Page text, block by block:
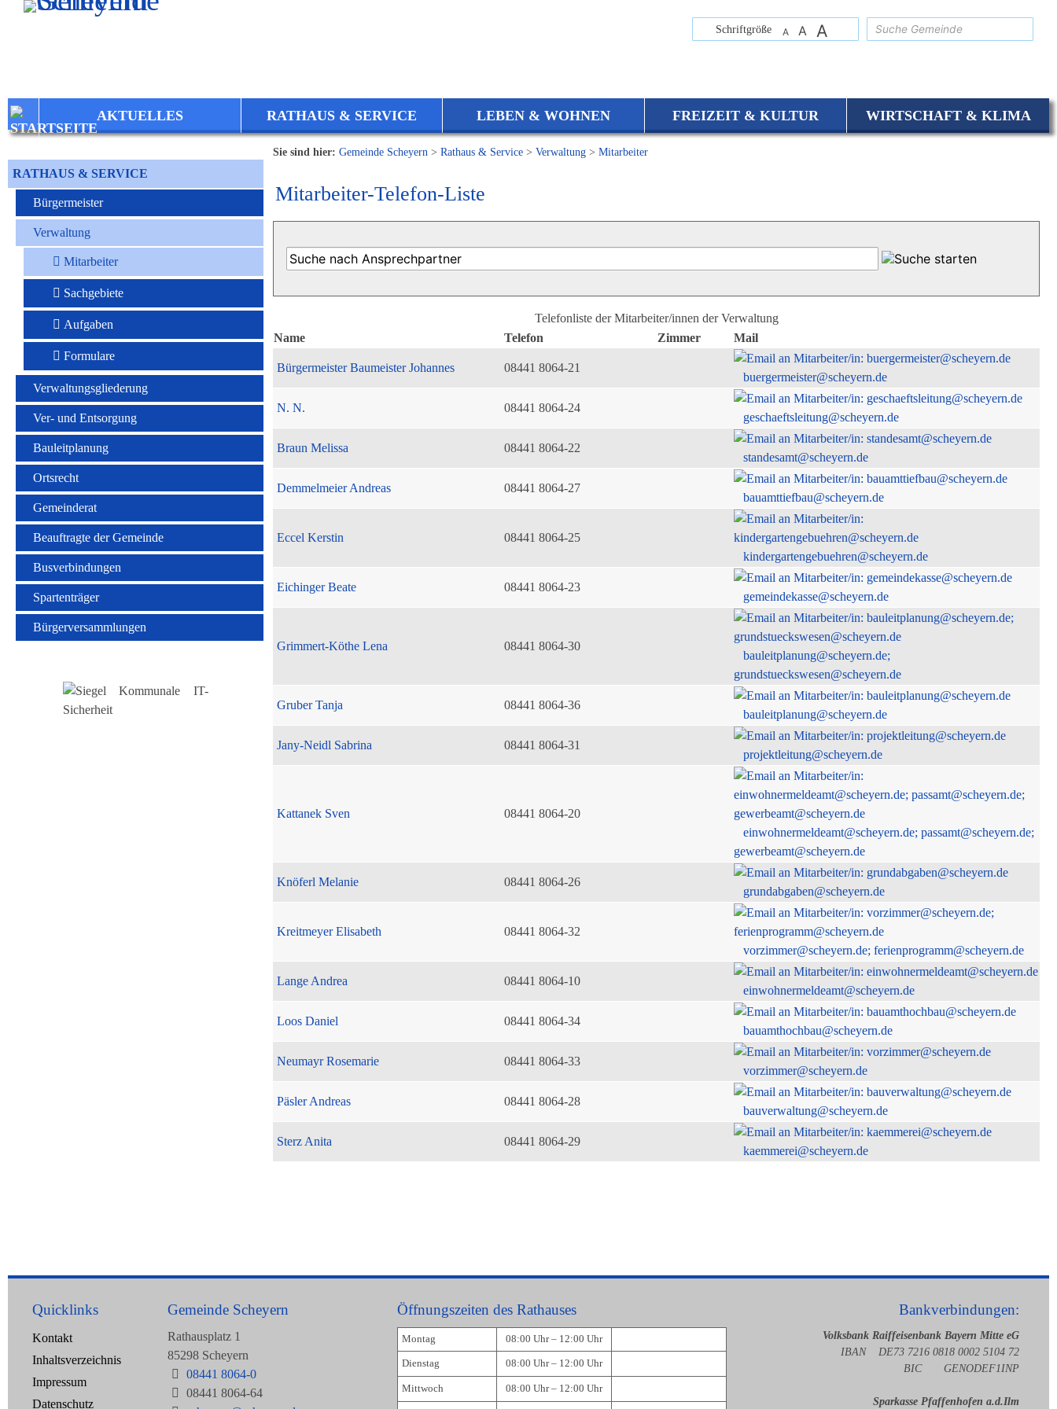
Zum Inhalt,zur Navigationoder
Schriftgröße A A A
AKTUELLES RATHAUS & SERVICE LEBEN & WOHNEN FREIZEIT & KULTUR WIRTSCHAFT & KLIMA
RATHAUS & SERVICE
Bürgermeister
Verwaltung
Mitarbeiter
Sachgebiete
Aufgaben
Formulare
Verwaltungsgliederung
Ver- und Entsorgung
Bauleitplanung
Ortsrecht
Gemeinderat
Beauftragte der Gemeinde
Busverbindungen
Spartenträger
Bürgerversammlungen
Sie sind hier: Gemeinde Scheyern > Rathaus & Service > Verwaltung > Mitarbeiter
Mitarbeiter-Telefon-Liste
Telefonliste der Mitarbeiter/innen der Verwaltung
Name
Telefon Zimmer Mail
Bürgermeister Baumeister Johannes 08441 8064-21
buergermeister@scheyern.de
N. N. 08441 8064-24
geschaeftsleitung@scheyern.de
Braun Melissa 08441 8064-22
standesamt@scheyern.de
Demmelmeier Andreas 08441 8064-27
bauamttiefbau@scheyern.de
Eccel Kerstin
08441 8064-25
kindergartengebuehren@scheyern.de
Eichinger Beate 08441 8064-23
gemeindekasse@scheyern.de
Grimmert-Köthe Lena 08441 8064-30
bauleitplanung@scheyern.de;
grundstueckswesen@scheyern.de
Gruber Tanja 08441 8064-36
bauleitplanung@scheyern.de
Jany-Neidl Sabrina 08441 8064-31
projektleitung@scheyern.de
Kattanek Sven
08441 8064-20
einwohnermeldeamt@scheyern.de; passamt@scheyern.de;
gewerbeamt@scheyern.de
Knöferl Melanie 08441 8064-26
grundabgaben@scheyern.de
Kreitmeyer Elisabeth
08441 8064-32
vorzimmer@scheyern.de; ferienprogramm@scheyern.de
Lange Andrea 08441 8064-10
einwohnermeldeamt@scheyern.de
Loos Daniel 08441 8064-34
bauamthochbau@scheyern.de
Neumayr Rosemarie 08441 8064-33
vorzimmer@scheyern.de
Päsler Andreas 08441 8064-28
bauverwaltung@scheyern.de
Sterz Anita 08441 8064-29
kaemmerei@scheyern.de
Quicklinks
Kontakt
Inhaltsverzeichnis
Impressum
Datenschutz
Gemeinde Scheyern
Rathausplatz 1
85298 Scheyern
08441 8064-0
08441 8064-64
Öffnungszeiten des Rathauses
Montag 08:00 Uhr – 12:00 Uhr
Dienstag 08:00 Uhr – 12:00 Uhr
Mittwoch 08:00 Uhr – 12:00 Uhr
Bankverbindungen:
Volksbank Raiffeisenbank Bayern Mitte eG
IBAN DE73 7216 0818 0002 5104 72
BIC GENODEF1INP
Sparkasse Pfaffenhofen a.d.Ilm